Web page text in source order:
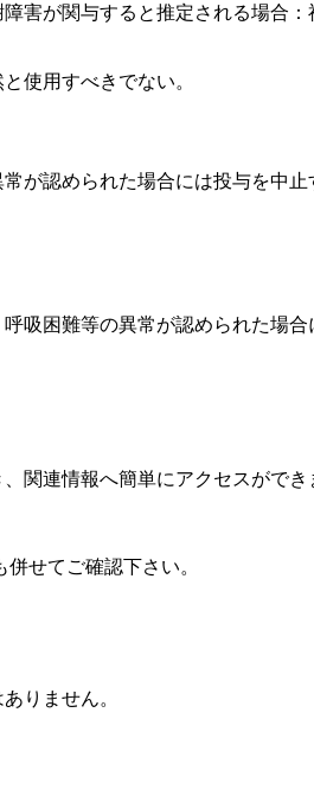
害が関与すると推定される場合
使用すべきでない。
が認められた場合には投与を中止
困難等の異常が認められた場合
関連情報へ簡単にアクセスができ
せてご確認下さい。
りません。